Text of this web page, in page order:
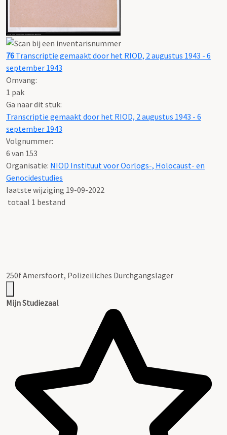
76 Transcriptie gemaakt door het RIOD, 2 augustus 1943 - 6
september 1943
Omvang:
1 pak
Ga naar dit stuk:
Transcriptie gemaakt door het RIOD, 2 augustus 1943 - 6
september 1943
Volgnummer:
6 van 153
Organisatie: NIOD Instituut voor Oorlogs-, Holocaust- en
Genocidestudies
laatste wijziging 19-09-2022
totaal 1 bestand
250f Amersfoort, Polizeiliches Durchgangslager
Mijn Studiezaal